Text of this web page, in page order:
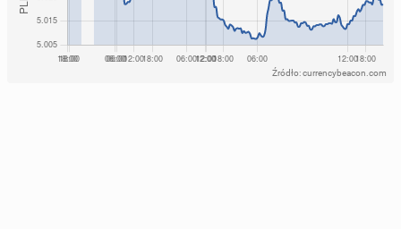
Źródło: currencybeacon.com